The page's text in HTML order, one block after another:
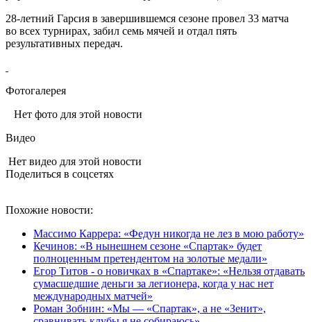
28‑летний Гарсия в завершившемся сезоне провел 33 матча
во всех турнирах, забил семь мячей и отдал пять
результативных передач.
Фотогалерея
Нет фото для этой новости
Видео
Нет видео для этой новости
Поделиться в соцсетях
Похожие новости:
Массимо Каррера: «Федун никогда не лез в мою работу»
Кечинов: «В нынешнем сезоне «Спартак» будет
полноценным претендентом на золотые медали»
Егор Титов - о новичках в «Спартаке»: «Нельзя отдавать
сумасшедшие деньги за легионера, когда у нас нет
международных матчей»
Роман Зобнин: «Мы — «Спартак», а не «Зенит»,